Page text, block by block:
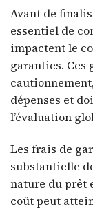
Avant de
essentiel de
impactent le
garanties. Ces
dépenses et
l’évaluation
Les frais de
substantielle
nature du prêt
coût peut